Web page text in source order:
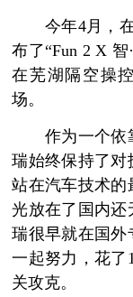
今年4月，在
布了“Fun 2 X
在芜湖隔空操
场。
作为一个依靠
瑞始终保持了对
站在汽车技术的
光放在了国内还
瑞很早就在国外
一起努力，花了
关攻克。